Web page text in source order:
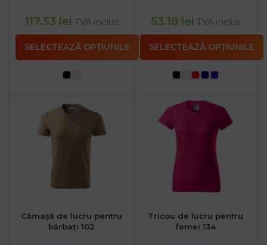
117.53 lei TVA inclus
SELECTEAZĂ OPȚIUNILE
53.18 lei TVA inclus
SELECTEAZĂ OPȚIUNILE
Cămașă de lucru pentru
bărbați 102
Tricou de lucru pentru
femei 134